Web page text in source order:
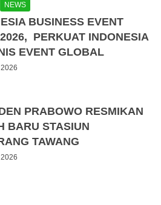
NEWS
BUSINESS EVENT
PERKUAT INDONESIA
EVENT GLOBAL
PRABOWO RESMIKAN
BARU STASIUN
TAWANG